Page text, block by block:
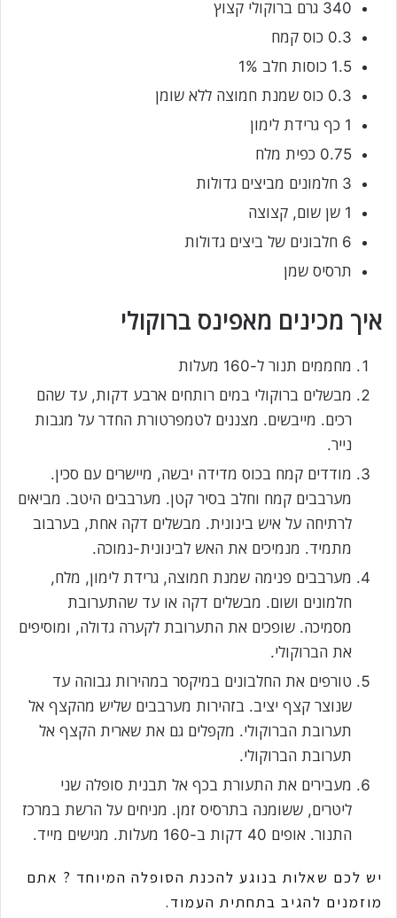
340 גרם ברוקולי קצוץ
0.3 כוס קמח
1.5 כוסות חלב 1%
0.3 כוס שמנת חמוצה ללא שומן
1 כף גרידת לימון
0.75 כפית מלח
3 חלמונים מביצים גדולות
1 שן שום, קצוצה
6 חלבונים של ביצים גדולות
תרסיס שמן
איך מכינים מאפינס ברוקולי
מחממים תנור ל-160 מעלות
מבשלים ברוקולי במים רותחים ארבע דקות, עד שהם
רכים. מייבשים. מצננים לטמפרטורת החדר על מגבות
נייר.
מודדים קמח בכוס מדידה יבשה, מיישרים עם סכין.
מערבבים קמח וחלב בסיר קטן. מערבבים היטב. מביאים
לרתיחה על איש בינונית. מבשלים דקה אחת, בערבוב
מתמיד. מנמיכים את האש לבינונית-נמוכה.
מערבבים פנימה שמנת חמוצה, גרידת לימון, מלח,
חלמונים ושום. מבשלים דקה או עד שהתערובת
מסמיכה. שופכים את התערובת לקערה גדולה, ומוסיפים
את הברוקולי.
טורפים את החלבונים במיקסר במהירות גבוהה עד
שנוצר קצף יציב. בזהירות מערבבים שליש מהקצף אל
תערובת הברוקולי. מקפלים גם את שארית הקצף אל
תערובת הברוקולי.
מעבירים את התעורת בכף אל תבנית סופלה שני
ליטרים, ששומנה בתרסיס זמן. מניחים על הרשת במרכז
התנור. אופים 40 דקות ב-160 מעלות. מגישים מייד.
יש לכם שאלות בנוגע להכנת הסופלה המיוחד ? אתם
מוזמנים להגיב בתחתית העמוד.